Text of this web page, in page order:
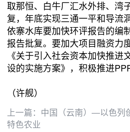
取那恒、白牛厂汇水外排、湾
复，年底实现三通一平和导流
依寨水库要加快环评报告的编
报告批复。要加大项目融资力
《关于引入社会资本加快推进
设的实施方案》，积极推进
（许舰）
上一篇： 中国（云南）—以色列
特色农业